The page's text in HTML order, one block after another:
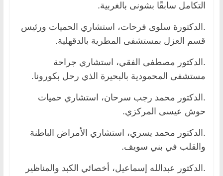
التكامل سابقًا بشونى بالغربية.
.الدكتورة سلوى فرحات، استشاري الحميات ورئيس
قسم العزل بمستشفى المطرية بالدقهلية.
.الدكتور مصطفى الفقي، استشاري جراحة
مستشفى المحمودية بالبحيرة الذي رحل بكورونا.
.الدكتور محمد رجب سرحان، استشاري حميات
حوش عيسى المركزي.
.الدكتور محمد يسري، استشاري الأمراض الباطنة
والقلب في بني سويف.
.الدكتور عبدالله إسماعيل، أخصائي الكبد والمناظير